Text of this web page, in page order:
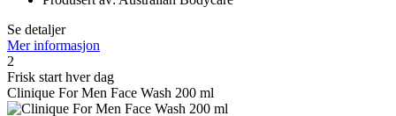
Se detaljer
Mer informasjon
2
Frisk start hver dag
Clinique For Men Face Wash 200 ml